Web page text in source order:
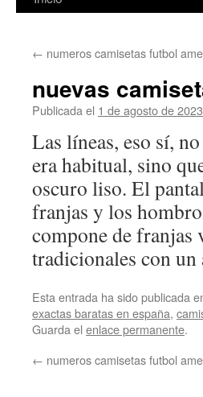
contenido
← numeros camisetas futbol
nuevas
Publicada el 1 de agosto de 2023
Las líneas, eso sí,
era habitual, sino
oscuro liso. El
franjas y los
compone de franjas
tradicionales con un
Esta entrada ha sido publicada
exactas baratas en españa,
Guarda el enlace permanente.
← numeros camisetas futbol